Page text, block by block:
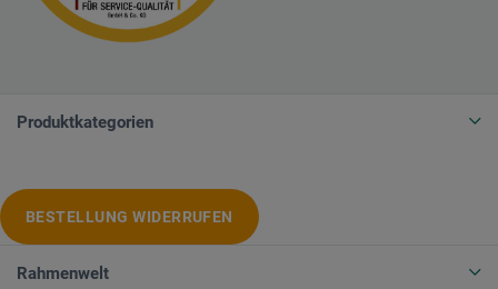
Produktkategorien
BESTELLUNG WIDERRUFEN
Rahmenwelt